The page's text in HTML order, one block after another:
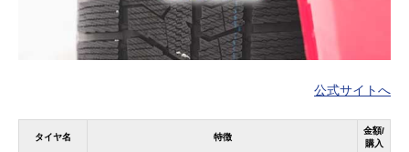
公式サイトへ
タイヤ名 特徴
金額/
購入